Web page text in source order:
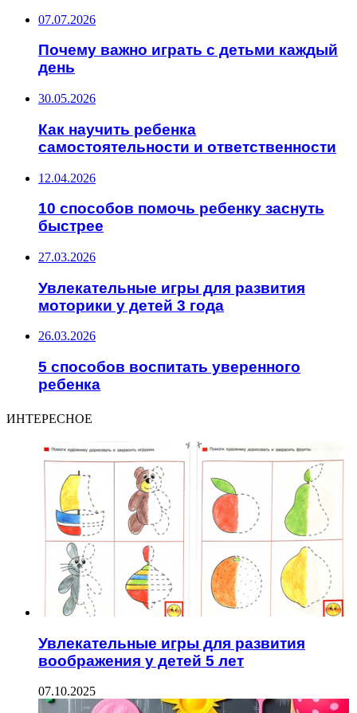
07.07.2026
Почему важно играть с детьми каждый
день
30.05.2026
Как научить ребенка
самостоятельности и ответственности
12.04.2026
10 способов помочь ребенку заснуть
быстрее
27.03.2026
Увлекательные игры для развития
моторики у детей 3 года
26.03.2026
5 способов воспитать уверенного
ребенка
ИНТЕРЕСНОЕ
Увлекательные игры для развития
воображения у детей 5 лет
07.10.2025